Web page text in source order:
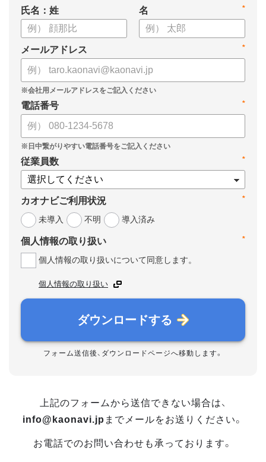
氏名：姓 *
名
*
メールアドレス
*
電話番号
*
従業員数
*
カオナビご利用状況
未導入
不明 導入済み
*
個人情報の取り扱い
個人情報の取り扱いについて同意します。
個人情報の取り扱い
ダウンロードする
フォーム送信後、ダウンロードページへ移動します。
上記のフォームから送信できない場合は、
info@kaonavi.jp までメールをお送りください。
お電話でのお問い合わせも承っております。